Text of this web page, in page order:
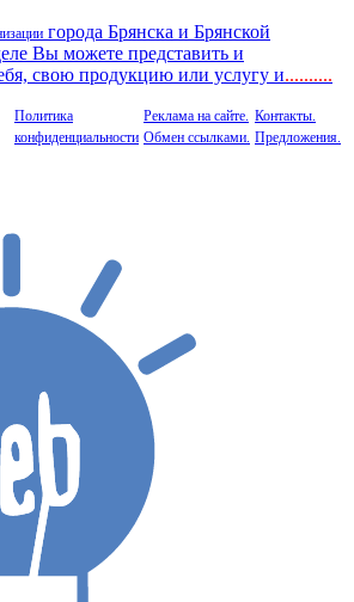
города Брянска и Брянской
Вы можете представить и
свою продукцию или услугу и..........
Политика
конфиденциальности
Реклама на сайте.
Обмен ссылками.
Контакты.
Предложения.